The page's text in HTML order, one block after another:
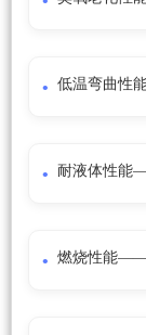
低温弯曲性
耐液体性能
燃烧性能——